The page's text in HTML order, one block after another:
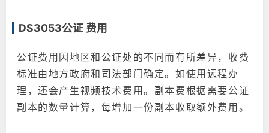
DS3053公证 费用
公证费用因地区和公证处的不同而有所差异，收费
标准由地方政府和司法部门确定。如使用远程办
理，还会产生视频技术费用。副本费根据需要公证
副本的数量计算，每增加一份副本收取额外费用。